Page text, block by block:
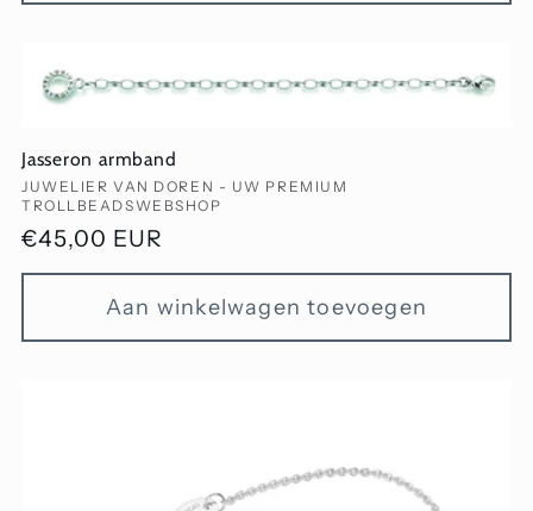
Jasseron armband
Verkoper:
JUWELIER VAN DOREN - UW PREMIUM
TROLLBEADSWEBSHOP
Normale
prijs
€45,00 EUR
Aan winkelwagen toevoegen